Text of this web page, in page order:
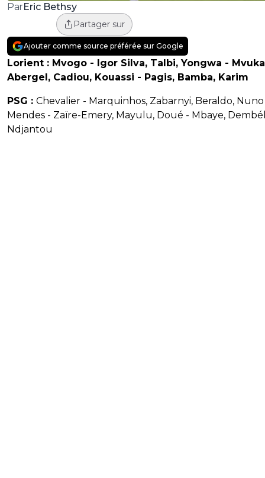
ParEric Bethsy
Partager sur
Ajouter comme source préférée sur Google
Lorient : Mvogo - Igor Silva, Talbi, Yongwa -
Abergel, Cadiou, Kouassi - Pagis, Bamba, Karim
PSG : Chevalier - Marquinhos, Zabarnyi, Beraldo, Nuno
Mendes - Zaïre-Emery, Mayulu, Doué - Mbaye,
Ndjantou